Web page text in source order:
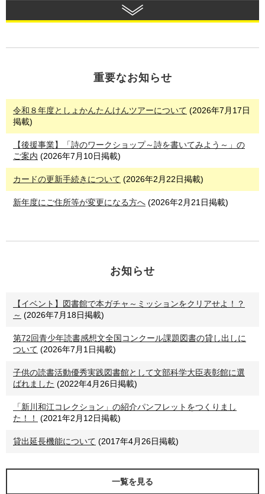
イブン・アブドゥルワッハーブ
貸出ベスト
つまんないつまんない
成瀬は都を駆け抜ける
りんごかもしれない
飛鳥時代のサバイバル
もっと見る
ファイア・ドーム 上
＃台所のあるところ
もっと見る
重要なお知らせ
令和８年度としょかんたんけんツアーについて (2026年7月17日
掲載)
【後援事業】「詩のワークショップ～詩を書いてみよう～」の
ご案内 (2026年7月10日掲載)
カードの更新手続きについて (2026年2月22日掲載)
新年度にご住所等が変更になる方へ (2026年2月21日掲載)
お知らせ
一覧を見る
【イベント】図書館で本ガチャ～ミッションをクリアせよ！？
～ (2026年7月18日掲載)
第72回青少年読書感想文全国コンクール課題図書の貸し出しに
ついて (2026年7月1日掲載)
子供の読書活動優秀実践図書館として文部科学大臣表彰館に選
ばれました (2022年4月26日掲載)
「新川和江コレクション」の紹介パンフレットをつくりまし
た！！
(2021年2月12日掲載)
貸出延長機能について (2017年4月26日掲載)